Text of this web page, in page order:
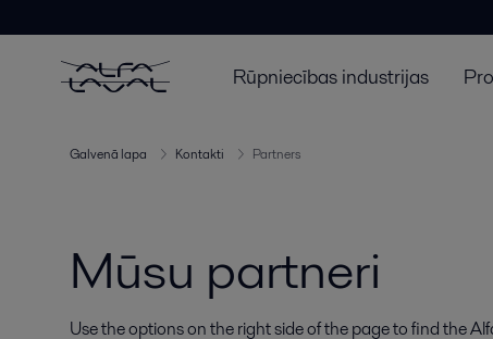
Rūpniecības industrijas
Galvenā lapa Kontakti Partners
Mūsu partneri
Use the options on the right side of the page to find the